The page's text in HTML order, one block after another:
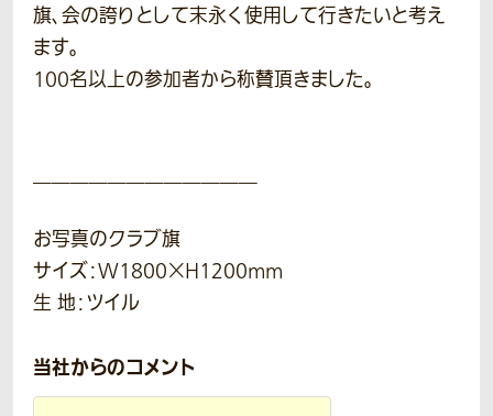
旗、会の誇りとして末永く使用して行きたいと考え
ます。
100名以上の参加者から称賛頂きました。
＿＿＿＿＿＿＿＿＿＿＿＿
お写真のクラブ旗
サイズ：W1800×H1200mm
生 地：ツイル
当社からのコメント